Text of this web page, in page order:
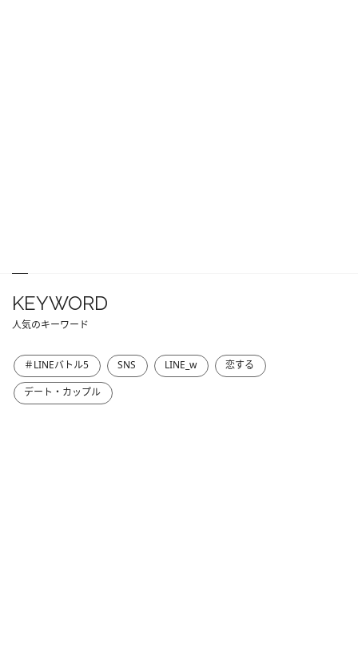
KEYWORD
人気のキーワード
＃LINEバトル5 SNS LINE_w
恋する
デート・カップル